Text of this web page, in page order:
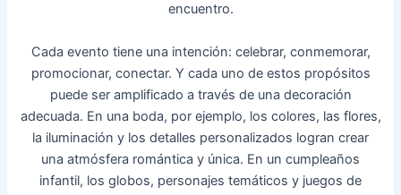
encuentro.
Cada evento tiene una intención: celebrar, conmemorar,
promocionar, conectar. Y cada uno de estos propósitos
puede ser amplificado a través de una decoración
adecuada. En una boda, por ejemplo, los colores, las flores,
la iluminación y los detalles personalizados logran crear
una atmósfera romántica y única. En un cumpleaños
infantil, los globos, personajes temáticos y juegos de